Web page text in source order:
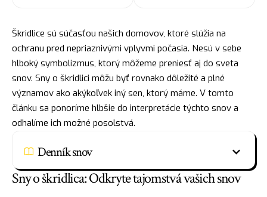
Škridlice sú súčasťou našich domovov, ktoré slúžia na
ochranu pred nepriaznivými vplyvmi počasia. Nesú v sebe
hlboký symbolizmus, ktorý môžeme preniesť aj do sveta
snov. Sny o škridlici môžu byť rovnako dôležité a plné
významov ako akýkoľvek iný sen, ktorý máme. V tomto
článku sa ponoríme hlbšie do interpretácie týchto snov a
odhalíme ich možné posolstvá.
Denník snov
Sny o škridlica: Odkryte tajomstvá vašich snov